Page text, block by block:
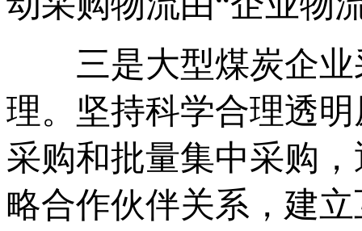
三是大型煤炭企业
理。坚持科学合理透
采购和批量集中采购
略合作伙伴关系，建